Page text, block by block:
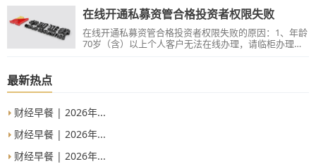
节作用，创造了政策空间。但是部分产品结构复杂，杠
杆水平高，隐藏的风险依然较大。
在线开通私募资管合格投资者权限失败
在线开通私募资管合格投资者权限失败的原因：1、年龄
70岁（含）以上个人客户无法在线办理，请临柜办理；
权限，若满足最近一年末净资产不低于1000万元的法人
最新热点
财经早餐 | 2026年...
财经早餐 | 2026年...
财经早餐 | 2026年...